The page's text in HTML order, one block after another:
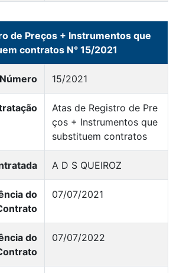
de Preços + Instrumentos que
contratos N° 15/2021
Número 15/2021
Atas de Registro de Pre
ços + Instrumentos que
substituem contratos
A D S QUEIROZ
do
07/07/2021
do
07/07/2022